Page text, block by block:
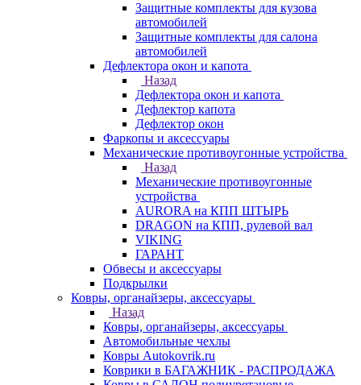
Защитные комплекты для кузова
автомобилей
Защитные комплекты для салона
автомобилей
Дефлектора окон и капота
Назад
Дефлектора окон и капота
Дефлектор капота
Дефлектор окон
Фаркопы и аксессуары
Механические противоугонные устройства
Назад
Механические противоугонные
устройства
AURORA на КПП ШТЫРЬ
DRAGON на КПП, рулевой вал
VIKING
ГАРАНТ
Обвесы и аксессуары
Подкрылки
Ковры, органайзеры, аксессуары
Назад
Ковры, органайзеры, аксессуары
Автомобильные чехлы
Ковры Autokovrik.ru
Коврики в БАГАЖНИК - РАСПРОДАЖА